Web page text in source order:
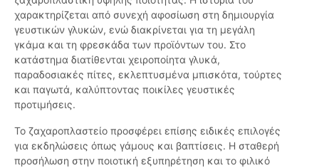
χαρακτηρίζεται από συνεχή αφοσίωση στη δημιουργία
γευστικών γλυκών, ενώ διακρίνεται για τη μεγάλη
γκάμα και τη φρεσκάδα των προϊόντων του. Στο
κατάστημα διατίθενται χειροποίητα γλυκά,
παραδοσιακές πίτες, εκλεπτυσμένα μπισκότα, τούρτες
και παγωτά, καλύπτοντας ποικίλες γευστικές
προτιμήσεις.
Το ζαχαροπλαστείο προσφέρει επίσης ειδικές επιλογές
για εκδηλώσεις όπως γάμους και βαπτίσεις. Η σταθερή
προσήλωση στην ποιοτική εξυπηρέτηση και το φιλικό